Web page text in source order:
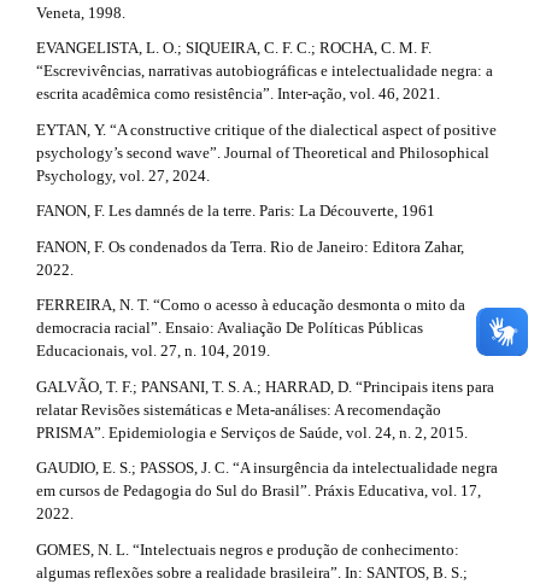
Veneta, 1998.
EVANGELISTA, L. O.; SIQUEIRA, C. F. C.; ROCHA, C. M. F.
“Escrevivências, narrativas autobiográficas e intelectualidade negra: a
escrita acadêmica como resistência”. Inter-ação, vol. 46, 2021.
EYTAN, Y. “A constructive critique of the dialectical aspect of positive
psychology’s second wave”. Journal of Theoretical and Philosophical
Psychology, vol. 27, 2024.
FANON, F. Les damnés de la terre. Paris: La Découverte, 1961
FANON, F. Os condenados da Terra. Rio de Janeiro: Editora Zahar,
2022.
FERREIRA, N. T. “Como o acesso à educação desmonta o mito da
democracia racial”. Ensaio: Avaliação De Políticas Públicas
Educacionais, vol. 27, n. 104, 2019.
GALVÃO, T. F.; PANSANI, T. S. A.; HARRAD, D. “Principais itens para
relatar Revisões sistemáticas e Meta-análises: A recomendação
PRISMA”. Epidemiologia e Serviços de Saúde, vol. 24, n. 2, 2015.
GAUDIO, E. S.; PASSOS, J. C. “A insurgência da intelectualidade negra
em cursos de Pedagogia do Sul do Brasil”. Práxis Educativa, vol. 17,
2022.
GOMES, N. L. “Intelectuais negros e produção de conhecimento:
algumas reflexões sobre a realidade brasileira”. In: SANTOS, B. S.;